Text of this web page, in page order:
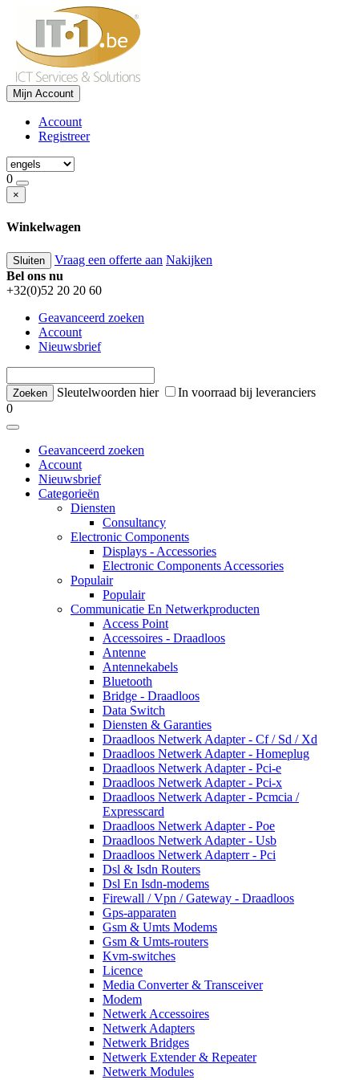
Mijn Account
Account
Registreer
0
×
Winkelwagen
Sluiten Vraag een offerte aan Nakijken
Bel ons nu
+32(0)52 20 20 60
Geavanceerd zoeken
Account
Nieuwsbrief
Sleutelwoorden hier
In voorraad bij leveranciers
0
Geavanceerd zoeken
Account
Nieuwsbrief
Categorieën
Diensten
Consultancy
Electronic Components
Displays - Accessories
Electronic Components Accessories
Populair
Populair
Communicatie En Netwerkproducten
Access Point
Accessoires - Draadloos
Antenne
Antennekabels
Bluetooth
Bridge - Draadloos
Data Switch
Diensten & Garanties
Draadloos Netwerk Adapter - Cf / Sd / Xd
Draadloos Netwerk Adapter - Homeplug
Draadloos Netwerk Adapter - Pci-e
Draadloos Netwerk Adapter - Pci-x
Draadloos Netwerk Adapter - Pcmcia /
Expresscard
Draadloos Netwerk Adapter - Poe
Draadloos Netwerk Adapter - Usb
Draadloos Netwerk Adapterr - Pci
Dsl & Isdn Routers
Dsl En Isdn-modems
Firewall / Vpn / Gateway - Draadloos
Gps-apparaten
Gsm & Umts Modems
Gsm & Umts-routers
Kvm-switches
Licence
Media Converter & Transceiver
Modem
Netwerk Accessoires
Netwerk Adapters
Netwerk Bridges
Netwerk Extender & Repeater
Netwerk Modules